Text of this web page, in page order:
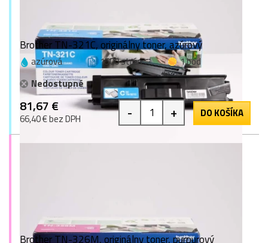
Brother TN-321C, originálny toner, azúrový
azúrová 1500 strán
1 bod
Nedostupné
81,67 €
66,40 € bez DPH - + DO KOŠÍKA
Brother TN-326M, originálny toner, purpurový